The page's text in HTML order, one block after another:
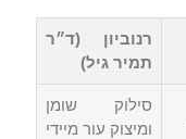
רנוביון (ד״ר
תמיר גיל)
סילוק שומן
ומיצוק עור מיידי